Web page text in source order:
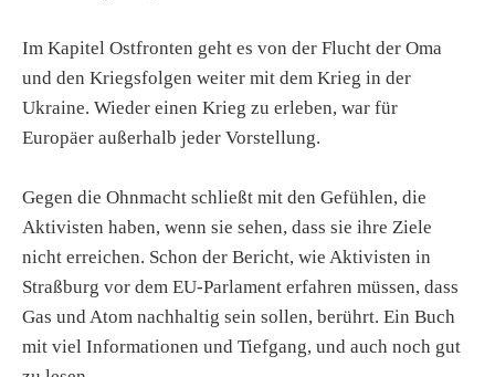
Im Kapitel Ostfronten geht es von der Flucht der Oma
und den Kriegsfolgen weiter mit dem Krieg in der
Ukraine. Wieder einen Krieg zu erleben, war für
Europäer außerhalb jeder Vorstellung.
Gegen die Ohnmacht schließt mit den Gefühlen, die
Aktivisten haben, wenn sie sehen, dass sie ihre Ziele
nicht erreichen. Schon der Bericht, wie Aktivisten in
Straßburg vor dem EU-Parlament erfahren müssen, dass
Gas und Atom nachhaltig sein sollen, berührt. Ein Buch
mit viel Informationen und Tiefgang, und auch noch gut